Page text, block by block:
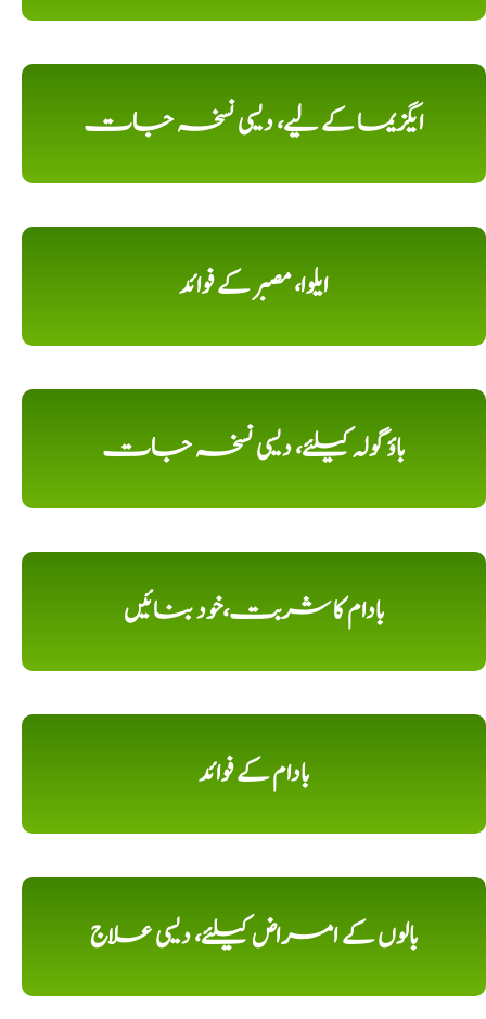
ایگزیما کے لیے، دیسی نسخہ جات
ایلوا، مصبر کے فوائد
باؤ گولہ کیلئے، دیسی نسخہ جات
بادام کا شربت،خود بنائیں
بادام کے فوائد
بالوں کے امراض کیلئے، دیسی علاج